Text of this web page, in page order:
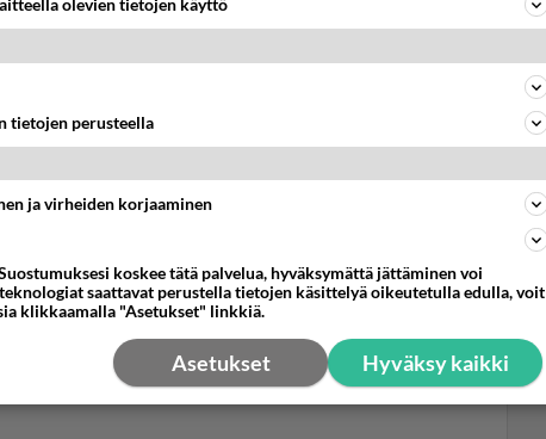
on, omalla hyvin likaisella tavallaan. Sekavat
ja "markkinataloudesta" ovat sotkeneet
käsitä, mitä nuo sanat todellisuudessa tarkoittavat,
kaikki maailman ongelmat ratkeavat itsestään,
tehdä.
Kommentoi Jaa
olevien tietojen käyttö
tietojen perusteella
ja virheiden korjaaminen
koskee tätä palvelua, hyväksymättä jättäminen voi
saattavat perustella tietojen käsittelyä oikeutetulla edulla, voit
klikkaamalla "Asetukset" linkkiä.
Hyväksy kaikki
Asetukset